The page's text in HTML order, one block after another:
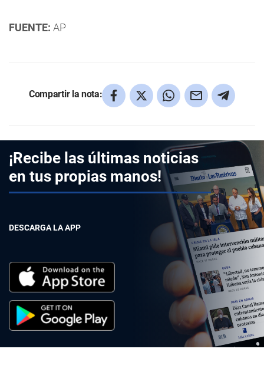
FUENTE: AP
Compartir la nota:
¡Recibe las últimas noticias
en tus propias manos!
DESCARGA LA APP